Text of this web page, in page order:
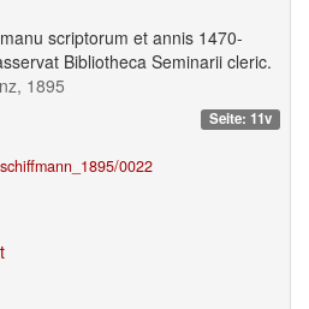
scriptorum et annis 1470-
Bibliotheca Seminarii cleric.
1895
Seite: 11v
0022